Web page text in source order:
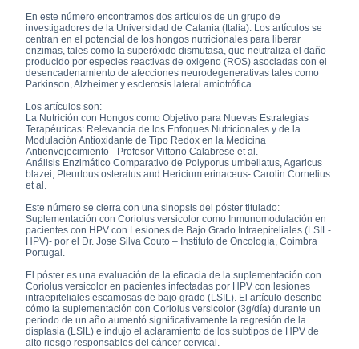
En este número encontramos dos artículos de un grupo de
investigadores de la Universidad de Catania (Italia). Los artículos se
centran en el potencial de los hongos nutricionales para liberar
enzimas, tales como la superóxido dismutasa, que neutraliza el daño
producido por especies reactivas de oxigeno (ROS) asociadas con el
desencadenamiento de afecciones neurodegenerativas tales como
Parkinson, Alzheimer y esclerosis lateral amiotrófica.
Los artículos son:
La Nutrición con Hongos como Objetivo para Nuevas Estrategias
Terapéuticas: Relevancia de los Enfoques Nutricionales y de la
Modulación Antioxidante de Tipo Redox en la Medicina
Antienvejecimiento - Profesor Vittorio Calabrese et al.
Análisis Enzimático Comparativo de Polyporus umbellatus, Agaricus
blazei, Pleurtous osteratus and Hericium erinaceus- Carolin Cornelius
et al.
Este número se cierra con una sinopsis del póster titulado:
Suplementación con Coriolus versicolor como Inmunomodulación en
pacientes con HPV con Lesiones de Bajo Grado Intraepiteliales (LSIL-
HPV)- por el Dr. Jose Silva Couto – Instituto de Oncología, Coimbra
Portugal.
El póster es una evaluación de la eficacia de la suplementación con
Coriolus versicolor en pacientes infectadas por HPV con lesiones
intraepiteliales escamosas de bajo grado (LSIL). El artículo describe
cómo la suplementación con Coriolus versicolor (3g/día) durante un
periodo de un año aumentó significativamente la regresión de la
displasia (LSIL) e indujo el aclaramiento de los subtipos de HPV de
alto riesgo responsables del cáncer cervical.